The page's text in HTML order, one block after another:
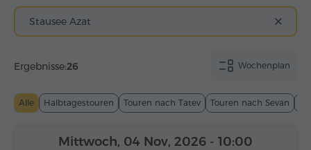
Stausee Azat
Wochenplan
Ergebnisse:26
Alle Halbtagestouren Touren nach Tatev Touren nach Sevan
Mittwoch, 04 Nov, 2026 - 10:00